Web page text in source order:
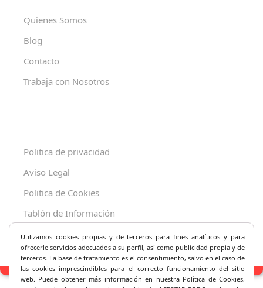
Quienes Somos
Blog
Contacto
Trabaja con Nosotros
Politica de privacidad
Aviso Legal
Politica de Cookies
Tablón de Información
Decreto 625/2019
Utilizamos cookies propias y de terceros para fines analíticos y para
ofrecerle servicios adecuados a su perfil, así como publicidad propia y de
terceros. La base de tratamiento es el consentimiento, salvo en el caso de
las cookies imprescindibles para el correcto funcionamiento del sitio
web. Puede obtener más información en nuestra Política de Cookies,